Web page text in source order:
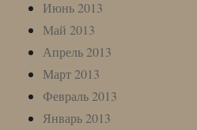
Июнь 2013
Май 2013
Апрель 2013
Март 2013
Февраль 2013
Январь 2013